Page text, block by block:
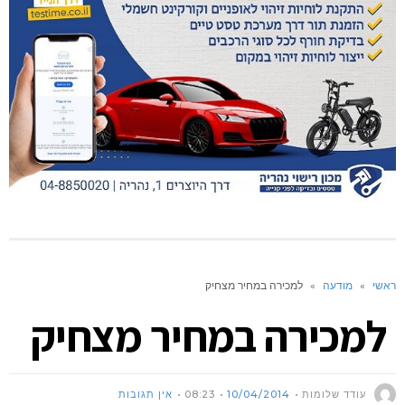
ראשי » מודעה » למכירה במחיר מצחיק
למכירה במחיר מצחיק
עודד שלומות 10/04/2014
08:23 אין תגובות